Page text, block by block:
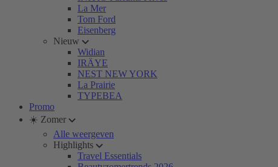
La Mer
Tom Ford
Eisenberg
Nieuw
Widian
IRÄYE
NEST NEW YORK
La Prairie
TYPEBEA
Promo
☀️ Zomer
Alle weergeven
Highlights
Travel Essentials